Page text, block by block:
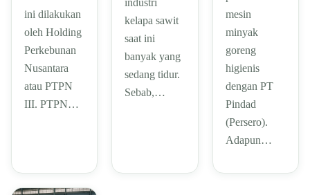
ini dilakukan
oleh Holding
Perkebunan
Nusantara
atau PTPN
III. PTPN…
industri
kelapa sawit
saat ini
banyak yang
sedang tidur.
Sebab,…
mesin
minyak
goreng
higienis
dengan PT
Pindad
(Persero).
Adapun…